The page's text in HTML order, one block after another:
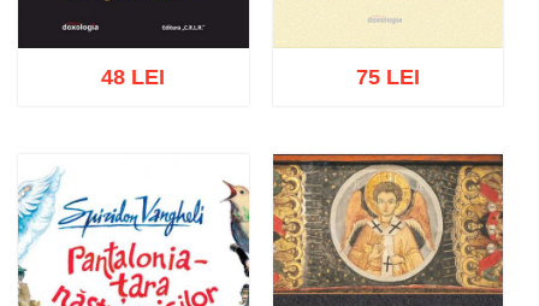
Adaugă în coș
48 LEI
Stoc epuizat
75 LEI